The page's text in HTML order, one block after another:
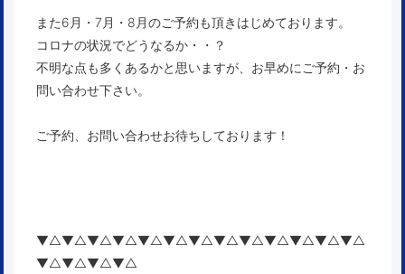
また6月・7月・8月のご予約も頂きはじめております。
コロナの状況でどうなるか・・？
不明な点も多くあるかと思いますが、お早めにご予約・お
問い合わせ下さい。
ご予約、お問い合わせお待ちしております！
▼△▼△▼△▼△▼△▼△▼△▼△▼△▼△▼△▼△▼△
▼△▼△▼△▼△